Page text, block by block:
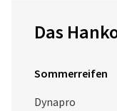
Das
Sommerreifen
Dynapro